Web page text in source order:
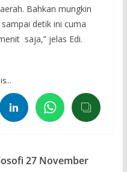
Bahkan mungkin
detik ini cuma
saja,” jelas Edi.
27 November